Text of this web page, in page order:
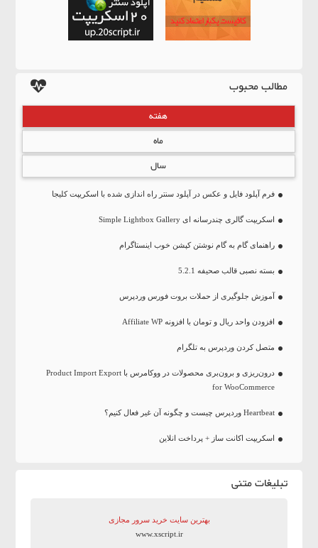
مطالب محبوب
هفته
ماه
سال
فرم آپلود فایل و عکس در آپلود سنتر راه اندازی شده با اسکریپت کلیجا
اسکریپت گالری چندرسانه ای Simple Lightbox Gallery
راهنمای گام به گام نوشتن کپشن خوب اینستاگرام
بسته نصبی قالب صحیفه 5.2.1
آموزش جلوگیری از حملات بروت فورس وردپرس
افزودن واحد ریال و تومان با افزونه Affiliate WP
متصل کردن وردپرس به تلگرام
درون‌ریزی و برون‌بری محصولات در ووکامرس با Product Import Export
for WooCommerce
Heartbeat وردپرس چیست و چگونه آن غیر فعال کنیم؟
اسکریپت اکانت ساز + پرداخت انلاین
تبلیغات متنی
بهترین سایت‌ خرید سرور مجازی
www.xscript.ir